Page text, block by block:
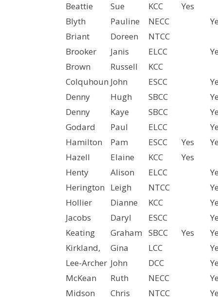
Beattie
Sue KCC
Yes
Blyth
Pauline NECC
Briant
Doreen
NTCC
Brooker
Janis ELCC
Brown
Russell
KCC
Colquhoun John ESCC
Denny
Hugh SBCC
Denny
Kaye SBCC
Godard
Paul ELCC
Hamilton
Pam ESCC Yes
Hazell
Elaine KCC
Yes
Henty
Alison ELCC
Herington
Leigh NTCC
Hollier
Dianne KCC
Jacobs
Daryl ESCC
Keating
Graham SBCC Yes
Kirkland,
Gina LCC
Lee-Archer John DCC
McKean
Ruth NECC
Midson
Chris NTCC